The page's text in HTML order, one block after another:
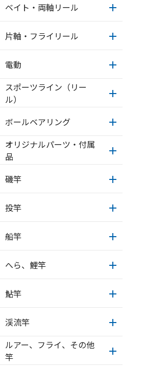
ベイト・両軸リール
片軸・フライリール
電動
スポーツライン（リー
ル）
ボールベアリング
オリジナルパーツ・付属
品
磯竿
投竿
船竿
へら、鯉竿
鮎竿
渓流竿
ルアー、フライ、その他
竿